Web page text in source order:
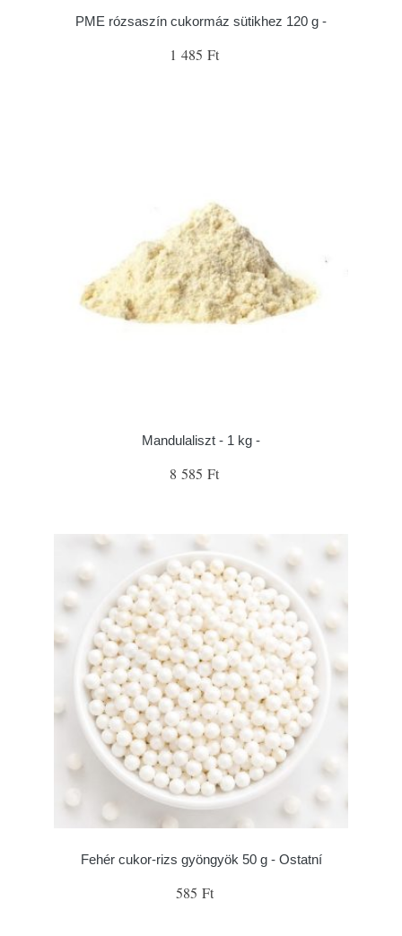
PME rózsaszín cukormáz sütikhez 120 g -
1 485 Ft
Mandulaliszt - 1 kg -
8 585 Ft
Fehér cukor-rizs gyöngyök 50 g - Ostatní
585 Ft